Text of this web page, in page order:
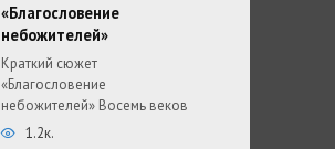
«Благословение
небожителей»
Краткий сюжет
«Благословение
небожителей» Восемь веков
1.2к.